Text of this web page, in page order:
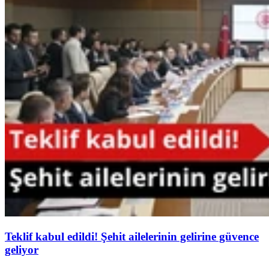
Teklif kabul edildi! Şehit ailelerinin gelirine güvence
geliyor